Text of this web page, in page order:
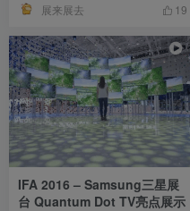
展来展去 19
IFA 2016 – Samsung三星展
台 Quantum Dot TV亮点展示